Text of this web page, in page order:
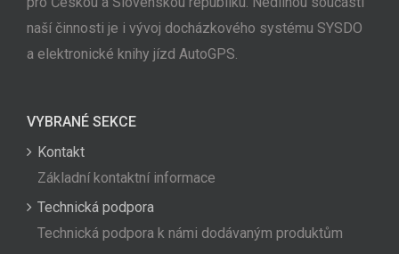
naší činnosti je i vývoj docházkového systému SYSDO
a elektronické knihy jízd AutoGPS.
VYBRANÉ SEKCE
Kontakt
Základní kontaktní informace
Technická podpora
Technická podpora k námi dodávaným produktům